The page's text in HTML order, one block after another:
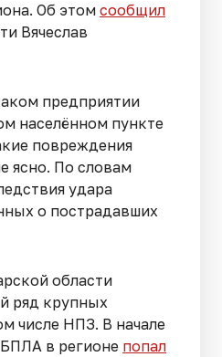
Об этомсообщил
Вячеслав
предприятии
населённом пункте
повреждения
ясно. По словам
удара
о пострадавших
области
ряд крупных
числе НПЗ. В начале
в регионе попал